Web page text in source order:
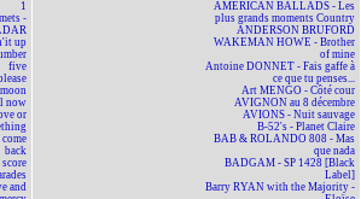
1
-
up
five
now
or
back
and
AMERICAN BALLADS - Les
plus grands moments Country
ANDERSON BRUFORD
WAKEMAN HOWE - Brother
of mine
Antoine DONNET - Fais gaffe à
ce que tu penses...
Art MENGO - Côté cour
AVIGNON au 8 décembre
AVIONS - Nuit sauvage
B-52's - Planet Claire
BAB & ROLANDO 808 - Mas
que nada
BADGAM - SP 1428 [Black
Label]
Barry RYAN with the Majority -